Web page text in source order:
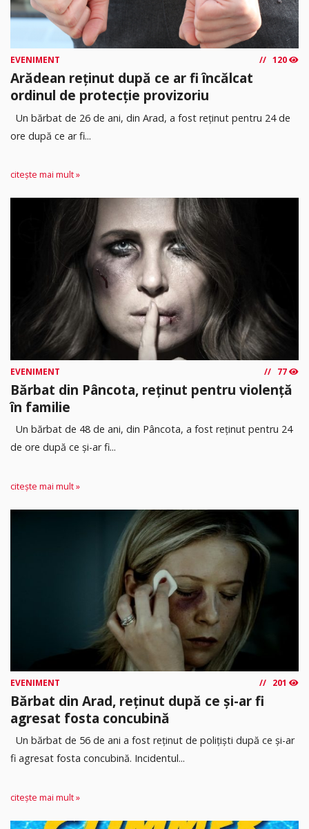
EVENIMENT 120
Arădean reținut după ce ar fi încălcat
ordinul de protecție provizoriu
Un bărbat de 26 de ani, din Arad, a fost reținut pentru 24 de
ore după ce ar fi...
citește mai mult »
EVENIMENT 77
Bărbat din Pâncota, reținut pentru violență
în familie
Un bărbat de 48 de ani, din Pâncota, a fost reținut pentru 24
de ore după ce și-ar fi...
citește mai mult »
EVENIMENT 201
Bărbat din Arad, reținut după ce și-ar fi
agresat fosta concubină
Un bărbat de 56 de ani a fost reținut de polițiști după ce și-ar
fi agresat fosta concubină. Incidentul...
citește mai mult »